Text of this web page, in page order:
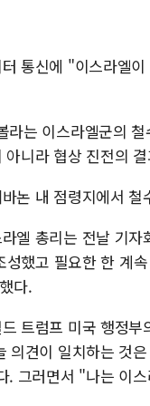
통신에 "이스라엘
라는 이스라엘군의
니라 협상 진전의
논 내 점령지에서
엘 총리는 전날 기
성했고 필요한 한 계
다.
트럼프 미국 행정
의견이 일치하는 것
. 그러면서 "나는 이